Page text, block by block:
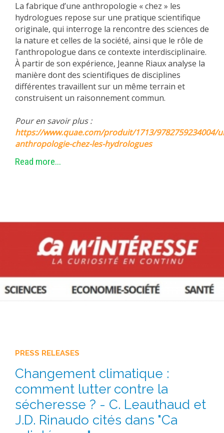
La fabrique d’une anthropologie « chez » les
hydrologues repose sur une pratique scientifique
originale, qui interroge la rencontre des sciences de
la nature et celles de la société, ainsi que le rôle de
l’anthropologue dans ce contexte interdisciplinaire.
À partir de son expérience, Jeanne Riaux analyse la
manière dont des scientifiques de disciplines
différentes travaillent sur un même terrain et
construisent un raisonnement commun.
Pour en savoir plus :
https://www.quae.com/produit/1713/9782759234004/
anthropologie-chez-les-hydrologues
Read more...
PRESS RELEASES
Changement climatique :
comment lutter contre la
sécheresse ? - C. Leauthaud et
J.D. Rinaudo cités dans "Ca